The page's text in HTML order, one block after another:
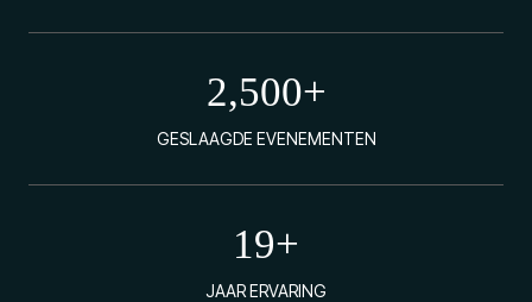
2,500+
GESLAAGDE EVENEMENTEN
19+
JAAR ERVARING